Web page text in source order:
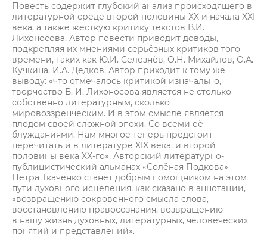
Повесть содержит глубокий анализ происходящего в
литературной среде второй половины ХХ и начала ХХI
века, а также жёсткую критику текстов В.И.
Лихоносова. Автор повести приводит доводы,
подкрепляя их мнениями серьёзных критиков того
времени, таких как Ю.И. Селезнёв, О.Н. Михайлов, О.А.
Кучкина, И.А. Дедков. Автор приходит к тому же
выводу: «что отмечалось критикой изначально,
творчество В. И. Лихоносова является не столько
собственно литературным, сколько
мировоззренческим. И в этом смысле является
плодом своей сложной эпохи. Со всеми её
блужданиями. Нам многое теперь предстоит
перечитать и в литературе ХIХ века, и второй
половины века ХХ-го». Авторский литературно-
публицистический альманах «Солёная Подкова»
Петра Ткаченко станет добрым помощником на этом
пути духовного исцеления, как сказано в аннотации,
«возвращению сокровенного смысла слова,
восстановлению правосознания, возвращению
в нашу жизнь духовных, литературных, человеческих
понятий и представлений».